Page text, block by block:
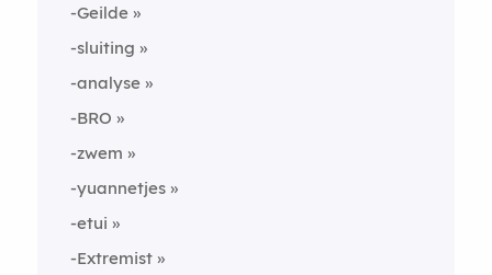
-Geilde
-sluiting
-analyse
-BRO
-zwem
-yuannetjes
-etui
-Extremist